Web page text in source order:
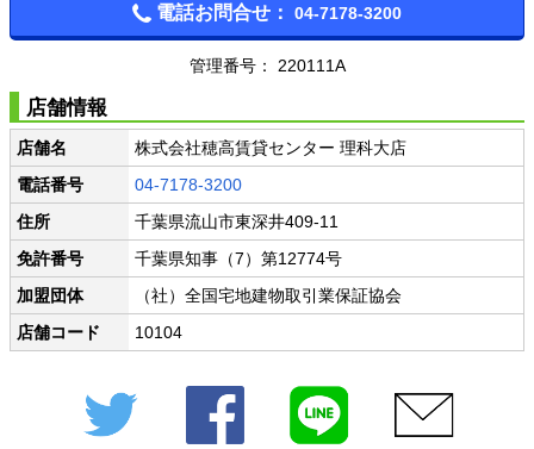
電話お問合せ： 04-7178-3200
管理番号： 220111A
店舗情報
店舗名
株式会社穂高賃貸センター 理科大店
電話番号
04-7178-3200
住所
千葉県流山市東深井409-11
免許番号
千葉県知事（7）第12774号
加盟団体
（社）全国宅地建物取引業保証協会
店舗コード
10104
Twitter Facebook